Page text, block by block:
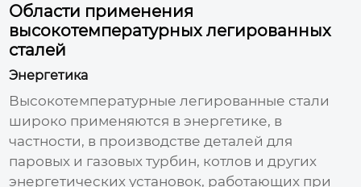
Области применения
высокотемпературных легированных
сталей
Энергетика
Высокотемпературные легированные стали
широко применяются в энергетике, в
частности, в производстве деталей для
паровых и газовых турбин, котлов и других
энергетических установок, работающих при